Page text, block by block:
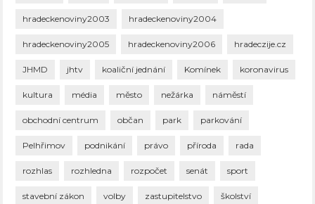
hradeckenoviny2003 hradeckenoviny2004
hradeckenoviny2005 hradeckenoviny2006 hradeczije.cz
JHMD jhtv koaliční jednání Komínek koronavirus
kultura média město nežárka náměstí
obchodní centrum občan park parkování
Pelhřimov podnikání právo příroda rada
rozhlas rozhledna rozpočet senát sport
stavební zákon volby zastupitelstvo školství